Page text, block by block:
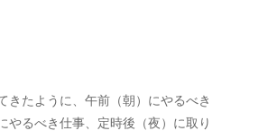
きたように、午前（朝）にやるべき
やるべき仕事、定時後（夜）に取り